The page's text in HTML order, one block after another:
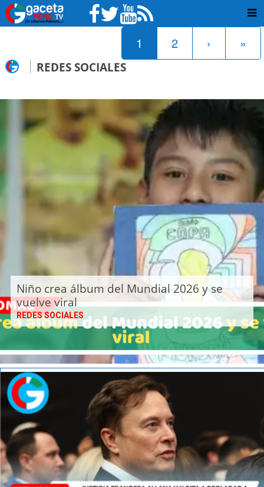
1 2 › »
REDES SOCIALES
Niño crea álbum del Mundial 2026 y se
vuelve viral
REDES SOCIALES